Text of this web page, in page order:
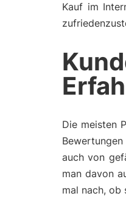
Kauf im
Die meisten
auch von
man davon
mal nach, ob